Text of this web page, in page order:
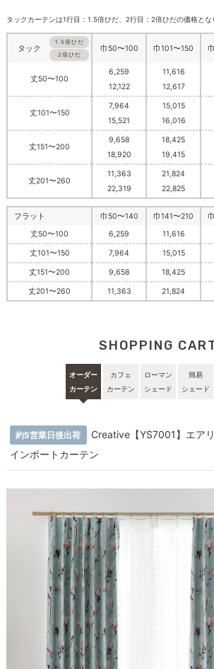
タックカーテンは1行目：1.5倍ひだ、2行目：2倍ひだの価格とな
タック
1.5倍ひだ
2倍ひだ
巾50〜100 巾101〜150
丈50〜100
6,259
12,122
11,616
12,617
丈101〜150
7,964
15,521
15,015
16,016
丈151〜200
9,658
18,920
18,425
19,415
丈201〜260
11,363
22,319
21,824
22,825
フラット 巾50〜140 巾141〜210
丈50〜100
6,259 11,616
丈101〜150 7,964 15,015
丈151〜200 9,658 18,425
丈201〜260 11,363 21,824
SHOPPING
オーダー
カーテン
カフェ
カーテン
ローマン
シェード
簡易
シェード
約5営業日後出荷
Creative【YS7001】エア
インポートカーテン